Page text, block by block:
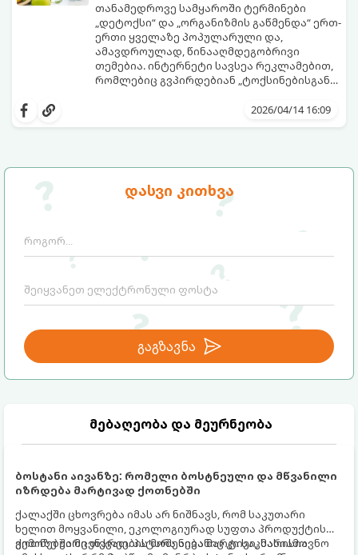
დასვი კითხვა
გაგზავნა
მებაღეობა და მეურნეობა
ბოსტანი აივანზე: რომელი ბოსტნეული და მწვანილი
იზრდება მარტივად ქოთნებში
ქალაქში ცხოვრება იმას არ ნიშნავს, რომ საკუთარი
ხელით მოყვანილი, ეკოლოგიურად სუფთა პროდუქტის
გემოზე უარი თქვათ. პატარა აივანიც კი საკმარისია
ქოთნებში მცენარეების მოშენება მარტივი, სასიამოვნო
თანამედროვე სამყაროში ტერმინები
„დეტოქსი“ და „ორგანიზმის გაწმენდა“ ერთ-
ერთი ყველაზე პოპულარული და,
ამავდროულად, წინააღმდეგობრივი
თემებია. ინტერნეტი სავსეა რეკლამებით,
რომლებიც გვპირდებიან „ტოქსინებისგან
წვენების ან მკაცრი დიეტების მეშვეობით.
მათი ეფექტი და რას ფიქრობს ამაზე
2026/04/14 16:09